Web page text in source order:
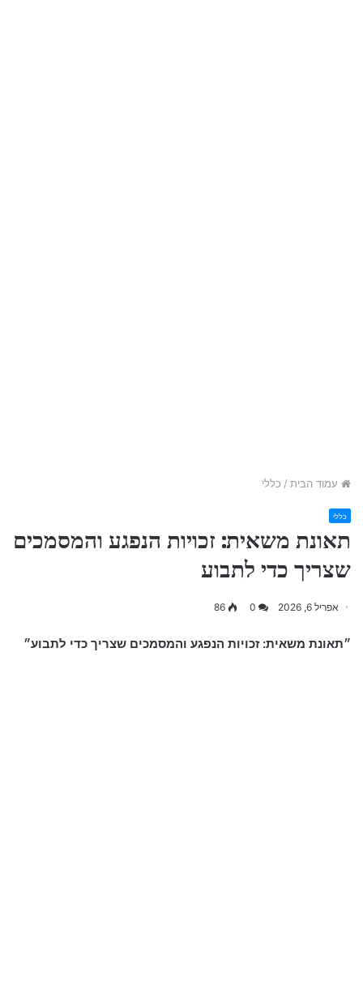
עמוד הבית / כללי
כללי
תאונת משאית: זכויות הנפגע והמסמכים
שצריך כדי לתבוע
אפריל 6, 2026 0
86
״תאונת משאית: זכויות הנפגע והמסמכים שצריך כדי לתבוע״